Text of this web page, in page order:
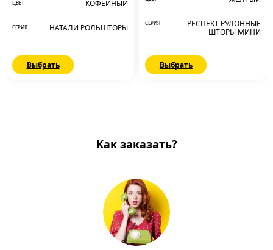
ЦВЕТ КОФЕЙНЫЙ
СЕРИЯ НАТАЛИ РОЛЬШТОРЫ
Выбрать
СЕРИЯ
РЕСПЕКТ РУЛОННЫЕ
ШТОРЫ МИНИ
Выбрать
Как заказать?